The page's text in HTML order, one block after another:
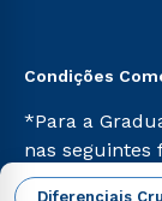
Diferenciais
Condições
*Para a
nas seguintes
Graduação,
abrir todas